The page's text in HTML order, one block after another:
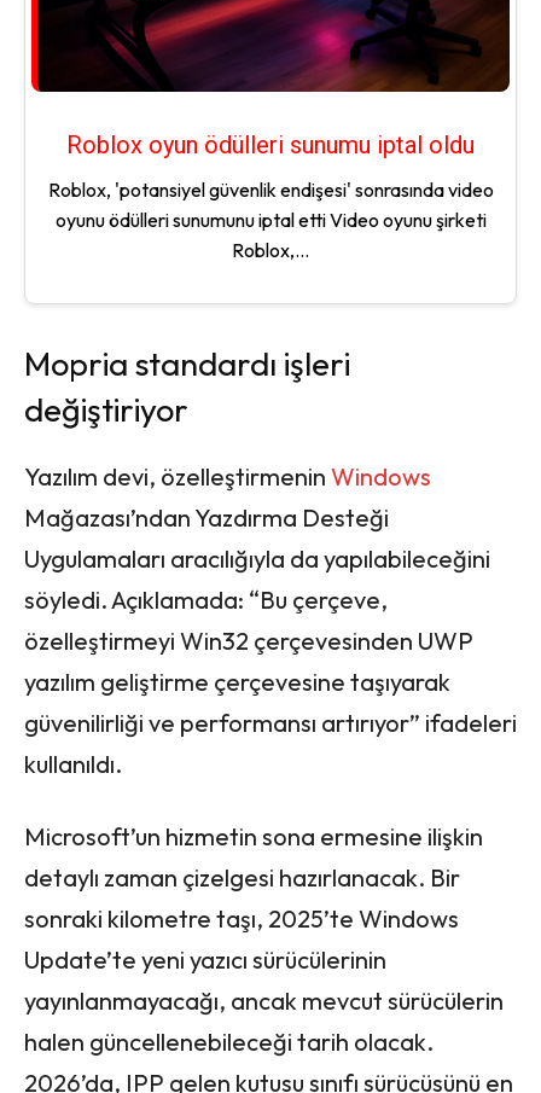
Roblox oyun ödülleri sunumu iptal oldu
Roblox, 'potansiyel güvenlik endişesi' sonrasında video
oyunu ödülleri sunumunu iptal etti Video oyunu şirketi
Roblox,...
Mopria standardı işleri
değiştiriyor
Yazılım devi, özelleştirmenin Windows
Mağazası’ndan Yazdırma Desteği
Uygulamaları aracılığıyla da yapılabileceğini
söyledi. Açıklamada: “Bu çerçeve,
özelleştirmeyi Win32 çerçevesinden UWP
yazılım geliştirme çerçevesine taşıyarak
güvenilirliği ve performansı artırıyor” ifadeleri
kullanıldı.
Microsoft’un hizmetin sona ermesine ilişkin
detaylı zaman çizelgesi hazırlanacak. Bir
sonraki kilometre taşı, 2025’te Windows
Update’te yeni yazıcı sürücülerinin
yayınlanmayacağı, ancak mevcut sürücülerin
halen güncellenebileceği tarih olacak.
2026’da, IPP gelen kutusu sınıfı sürücüsünü en